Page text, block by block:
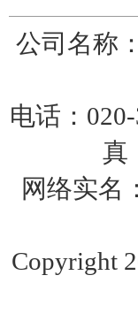
美国fisher 64-35煤
公司名称
电话：
真
网络实名
Copyright